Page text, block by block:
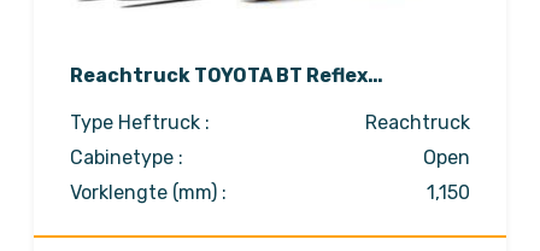
Reachtruck TOYOTA BT Reflex
reachtruck
Type Heftruck :
Reachtruck
Cabinetype :
Open
Vorklengte (mm) :
1,150